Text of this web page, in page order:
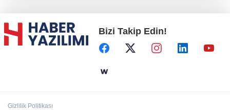
Başkent'in göletlerinde temizlik ve bakım
sürüyor
Bizi Takip Edin!
Gizlilik Politikası